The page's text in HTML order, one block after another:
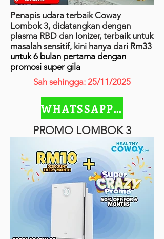
Penapis udara terbaik Coway
Lombok 3, didatangkan dengan
plasma RBD dan Ionizer, terbaik untuk
masalah sensitif, kini hanya dari Rm33
untuk 6 bulan pertama dengan
promosi super gila
Sah sehingga: 25/11/2025
WHATSSAPP SEKARANG
PROMO LOMBOK 3